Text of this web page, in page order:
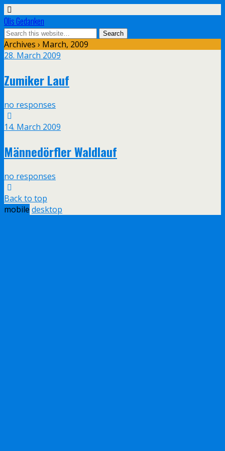
Olis Gedanken
Archives › March, 2009
28. March 2009
Zumiker Lauf
no responses
14. March 2009
Männedörfler Waldlauf
no responses
Back to top
mobile desktop